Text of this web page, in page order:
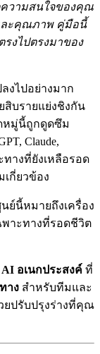
ความสนใจของคุณ
ละคุณภาพ คู่มือนี้
รงไปตรงมาของ
งไปอย่างมาก
สิบรายแย่งชิงกัน
หมู่นี้ถูกดูดซึม
Claude,
างที่ยังเหลือรอด
เกี่ยวข้อง
ย์นี้หมายถึงเครื่อง
าะทางที่รอดชีวิต
อเนกประสงค์ ที่
าง สำหรับทีมและ
ยปรับปรุงร่างที่คุณ